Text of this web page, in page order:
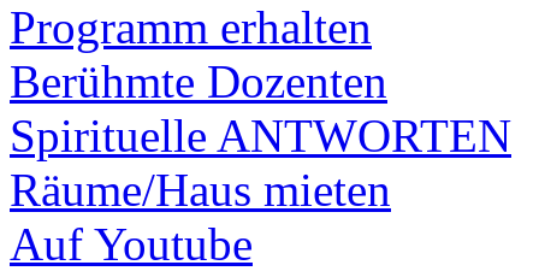
Programm erhalten
Berühmte Dozenten
Spirituelle ANTWORTEN
Räume/Haus mieten
Auf Youtube